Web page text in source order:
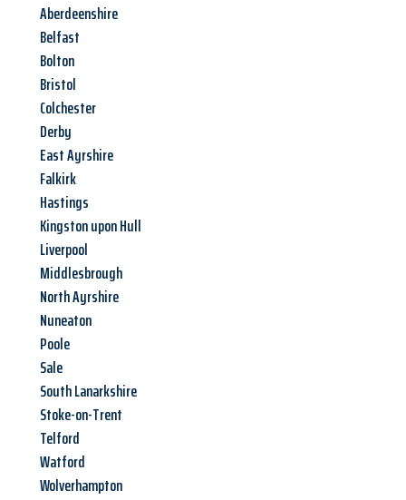
Aberdeenshire
Belfast
Bolton
Bristol
Colchester
Derby
East Ayrshire
Falkirk
Hastings
Kingston upon Hull
Liverpool
Middlesbrough
North Ayrshire
Nuneaton
Poole
Sale
South Lanarkshire
Stoke-on-Trent
Telford
Watford
Wolverhampton